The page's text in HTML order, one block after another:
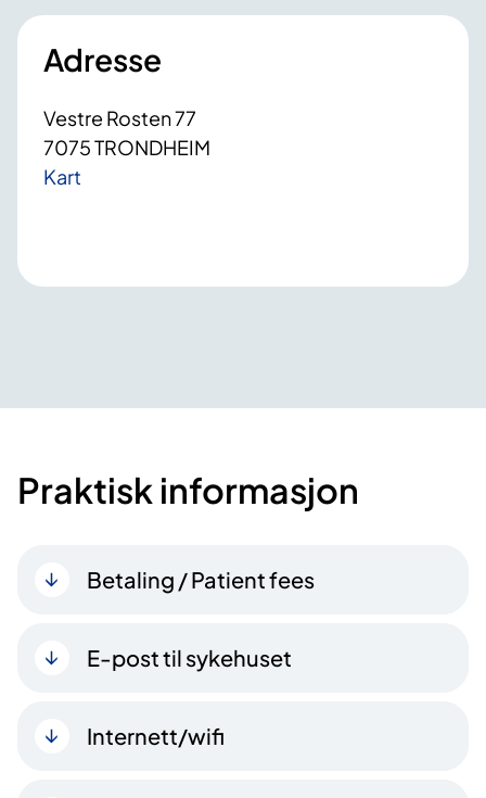
Adresse
Vestre Rosten 77
7075 TRONDHEIM
Kart
Praktisk informasjon
Betaling / Patient fees
E-post til sykehuset
Internett/wifi